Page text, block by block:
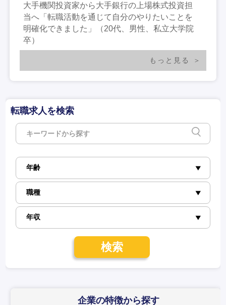
大手機関投資家から大手銀行の上場株式投資担
当へ「転職活動を通じて自分のやりたいことを
明確化できました」（20代、男性、私立大学院
卒）
もっと見る
転職求人を検索
検索
企業の特徴から探す